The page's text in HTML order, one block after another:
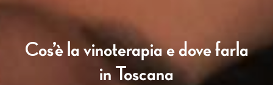
Cos’è la vinoterapia e dove farla
in Toscana